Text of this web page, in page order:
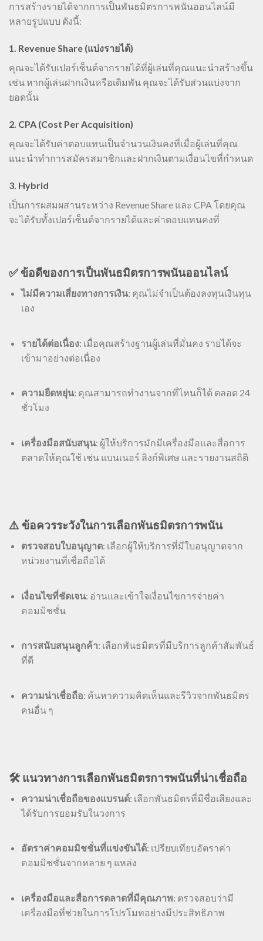
การสร้างรายได้จากการเป็นพันธมิตรการพนันออนไลน์มี
หลายรูปแบบ ดังนี้:
1. Revenue Share (แบ่งรายได้)
คุณจะได้รับเปอร์เซ็นต์จากรายได้ที่ผู้เล่นที่คุณแนะนำสร้างขึ้น
เช่น หากผู้เล่นฝากเงินหรือเดิมพัน คุณจะได้รับส่วนแบ่งจาก
ยอดนั้น
2. CPA (Cost Per Acquisition)
คุณจะได้รับค่าตอบแทนเป็นจำนวนเงินคงที่เมื่อผู้เล่นที่คุณ
แนะนำทำการสมัครสมาชิกและฝากเงินตามเงื่อนไขที่กำหนด
3. Hybrid
เป็นการผสมผสานระหว่าง Revenue Share และ CPA โดยคุณ
จะได้รับทั้งเปอร์เซ็นต์จากรายได้และค่าตอบแทนคงที่
✅ ข้อดีของการเป็นพันธมิตรการพนันออนไลน์
ไม่มีความเสี่ยงทางการเงิน: คุณไม่จำเป็นต้องลงทุนเงินทุน
เอง
รายได้ต่อเนื่อง: เมื่อคุณสร้างฐานผู้เล่นที่มั่นคง รายได้จะ
เข้ามาอย่างต่อเนื่อง
ความยืดหยุ่น: คุณสามารถทำงานจากที่ไหนก็ได้ ตลอด 24
ชั่วโมง
เครื่องมือสนับสนุน: ผู้ให้บริการมักมีเครื่องมือและสื่อการ
ตลาดให้คุณใช้ เช่น แบนเนอร์ ลิงก์พิเศษ และรายงานสถิติ
⚠️ ข้อควรระวังในการเลือกพันธมิตรการพนัน
ตรวจสอบใบอนุญาต: เลือกผู้ให้บริการที่มีใบอนุญาตจาก
หน่วยงานที่เชื่อถือได้
เงื่อนไขที่ชัดเจน: อ่านและเข้าใจเงื่อนไขการจ่ายค่า
คอมมิชชั่น
การสนับสนุนลูกค้า: เลือกพันธมิตรที่มีบริการลูกค้าสัมพันธ์
ที่ดี
ความน่าเชื่อถือ: ค้นหาความคิดเห็นและรีวิวจากพันธมิตร
คนอื่น ๆ
🛠️ แนวทางการเลือกพันธมิตรการพนันที่น่าเชื่อถือ
ความน่าเชื่อถือของแบรนด์: เลือกพันธมิตรที่มีชื่อเสียงและ
ได้รับการยอมรับในวงการ
อัตราค่าคอมมิชชั่นที่แข่งขันได้: เปรียบเทียบอัตราค่า
คอมมิชชั่นจากหลาย ๆ แหล่ง
เครื่องมือและสื่อการตลาดที่มีคุณภาพ: ตรวจสอบว่ามี
เครื่องมือที่ช่วยในการโปรโมทอย่างมีประสิทธิภาพ